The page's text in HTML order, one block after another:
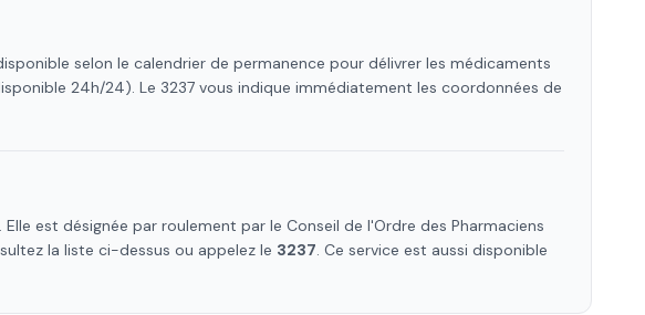
selon le calendrier de permanence pour délivrer les médicaments
24h/24). Le 3237 vous indique immédiatement les coordonnées de
est désignée par roulement par le Conseil de l'Ordre des Pharmaciens
la liste ci-dessus ou appelez le 3237. Ce service est aussi disponible